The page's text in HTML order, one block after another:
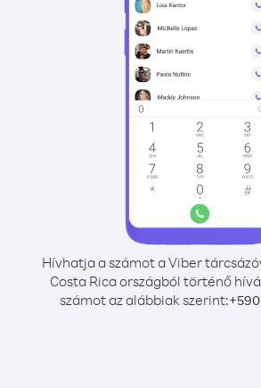
Hívhatja a számot a Viber
Costa Rica országból történő
számot az alábbiak szerint:+590